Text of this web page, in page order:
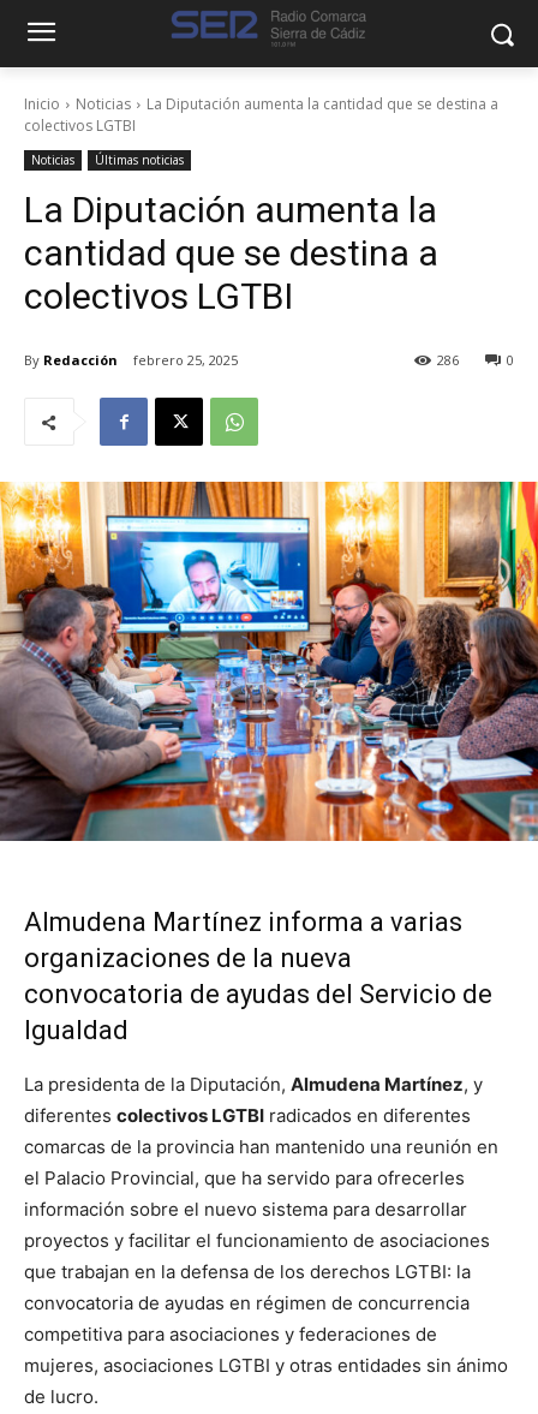
Inicio Noticias
La Diputación aumenta la cantidad que se destina a
colectivos LGTBI
Noticias Últimas noticias
La Diputación aumenta la
cantidad que se destina a
colectivos LGTBI
By Redacción febrero 25, 2025 0
286
Almudena Martínez informa a varias
organizaciones de la nueva
convocatoria de ayudas del Servicio de
Igualdad
La presidenta de la Diputación, Almudena Martínez, y
diferentes colectivos LGTBI radicados en diferentes
comarcas de la provincia han mantenido una reunión en
el Palacio Provincial, que ha servido para ofrecerles
información sobre el nuevo sistema para desarrollar
proyectos y facilitar el funcionamiento de asociaciones
que trabajan en la defensa de los derechos LGTBI: la
convocatoria de ayudas en régimen de concurrencia
competitiva para asociaciones y federaciones de
mujeres, asociaciones LGTBI y otras entidades sin ánimo
de lucro.